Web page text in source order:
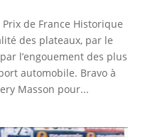
de France Historique
des plateaux, par le
l’engouement des plus
automobile. Bravo à
Masson pour...